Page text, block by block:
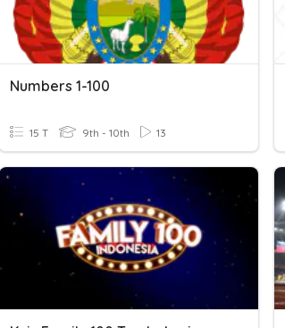
Numbers 1-100
15 T 9th - 10th 13